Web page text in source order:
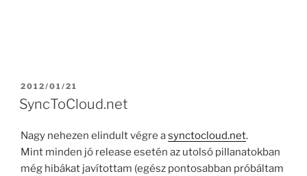
POSTED
ON
2012/01/21
SyncToCloud.net
Nagy nehezen elindult végre asynctocloud.net.
Mint minden jó release esetén az utolsó pillanatokban
még hibákat javítottam (egész pontosabban próbáltam